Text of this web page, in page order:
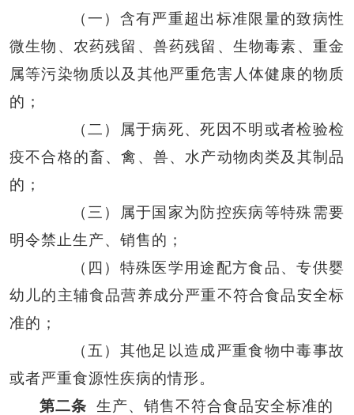
（一）含有严重超出标准限量的致病性
微生物、农药残留、兽药残留、生物毒素、重金
属等污染物质以及其他严重危害人体健康的物质
的；
（二）属于病死、死因不明或者检验检
疫不合格的畜、禽、兽、水产动物肉类及其制品
的；
（三）属于国家为防控疾病等特殊需要
明令禁止生产、销售的；
（四）特殊医学用途配方食品、专供婴
幼儿的主辅食品营养成分严重不符合食品安全标
准的；
（五）其他足以造成严重食物中毒事故
或者严重食源性疾病的情形。
第二条 生产、销售不符合食品安全标准的